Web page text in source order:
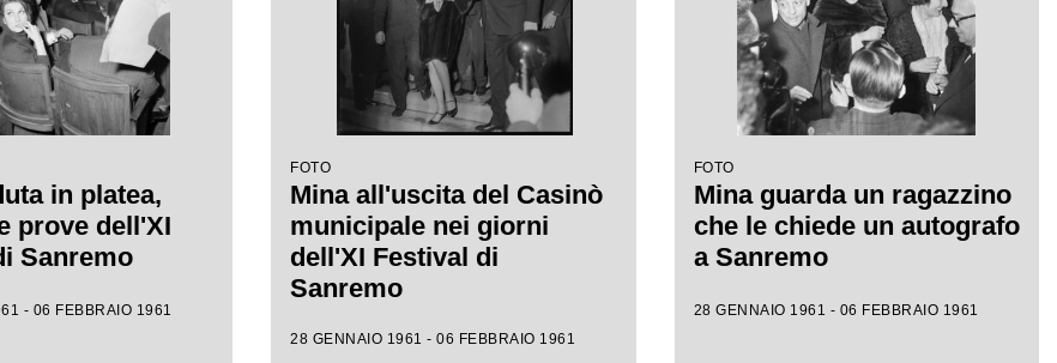
in platea,
prove dell'XI
Sanremo
- 06 FEBBRAIO 1961
FOTO
Mina all'uscita del Casinò
municipale nei giorni
dell'XI Festival di
Sanremo
28 GENNAIO 1961 - 06 FEBBRAIO 1961
FOTO
Mina guarda un ragazzino
che le chiede un autografo
a Sanremo
28 GENNAIO 1961 - 06 FEBBRAIO 1961